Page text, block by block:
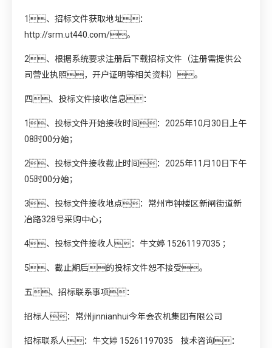
1、招标文件获取地址：
http://srm.ut440.com/。
2、根据系统要求注册后下载招标文件（注册需提供公
司营业执照，开户证明等相关资料）。
四、投标文件接收信息：
1、投标文件开始接收时间：2025年10月30日上午
08时00分始；
2、投标文件接收截止时间：2025年11月10日下午
05时00分始；
3、投标文件接收地点：常州市钟楼区新闸街道新
冶路328号采购中心；
4、投标文件接收人：牛文婷 15261197035 ；
5、截止期后的投标文件恕不接受。
五、招标联系事项：
招标人：常州jinnianhui今年会农机集团有限公司
招标联系人：牛文婷 15261197035 技术咨询：